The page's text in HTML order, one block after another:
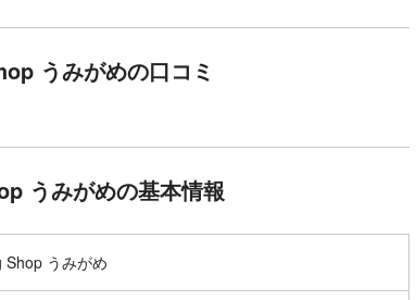
うみがめの口コミ
うみがめの基本情報
Shop うみがめ